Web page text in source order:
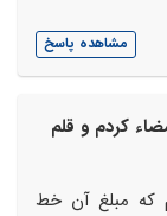
مشاهده پاسخ
کردم و قلم
که مبلغ آن خط